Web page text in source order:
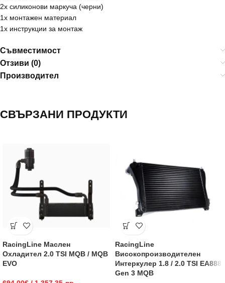
2x силиконови маркуча (черни)
1x монтажен материал
1x инструкции за монтаж
Съвместимост
Отзиви (0)
Производител
СВЪРЗАНИ ПРОДУКТИ
RacingLine Маслен
Охладител 2.0 TSI MQB / MQB
EVO
RacingLine
Високопроизводителен
Интеркулер 1.8 / 2.0 TSI EA888
Gen 3 MQB